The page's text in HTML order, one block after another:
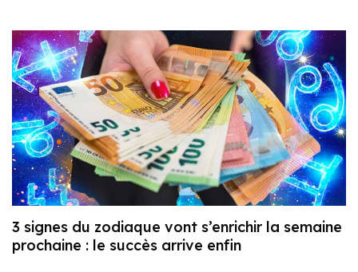
3 signes du zodiaque vont s’enrichir la semaine
prochaine : le succès arrive enfin